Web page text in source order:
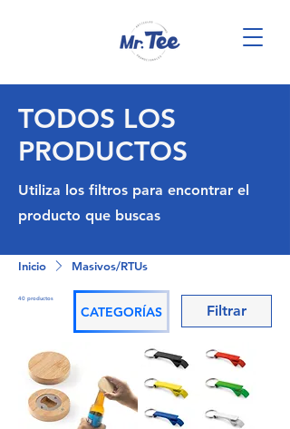
TODOS LOS
PRODUCTOS
Utiliza los filtros para encontrar el
producto que buscas
Inicio Masivos/RTUs
40 productos
Filtrar
CATEGORÍAS